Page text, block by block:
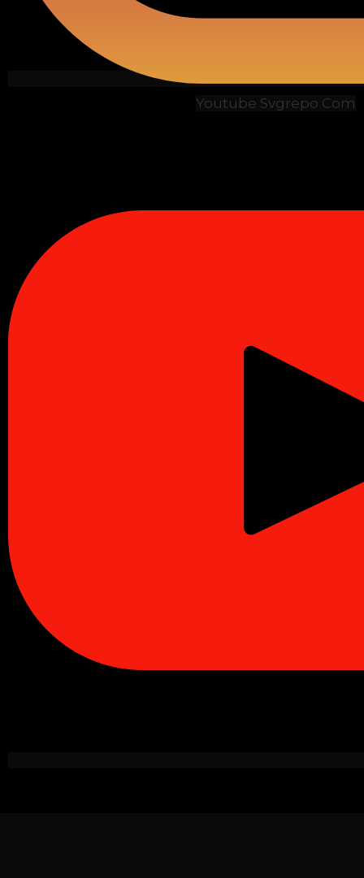
Youtube Svgrepo Com